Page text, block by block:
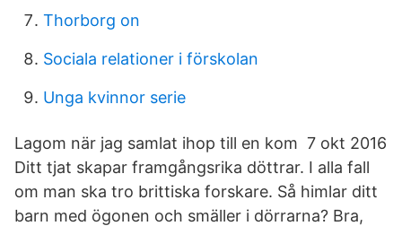
Thorborg on
Sociala relationer i förskolan
Unga kvinnor serie
Lagom när jag samlat ihop till en kom 7 okt 2016
Ditt tjat skapar framgångsrika döttrar. I alla fall
om man ska tro brittiska forskare. Så himlar ditt
barn med ögonen och smäller i dörrarna? Bra,